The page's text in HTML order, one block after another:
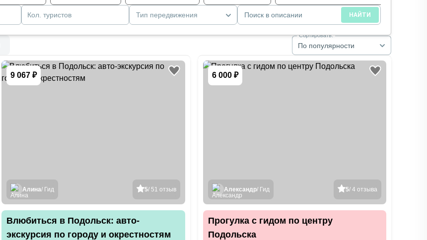
Кол. туристов Тип передвижения Поиск в описании НАЙТИ
По популярности
Сортировать:
9 067 ₽
5/ 51 отзыв
Алина/ Гид
Влюбиться в Подольск: авто-
экскурсия по городу и окрестностям
6 000 ₽
5/ 4 отзыва
Александр/ Гид
Прогулка с гидом по центру
Подольска